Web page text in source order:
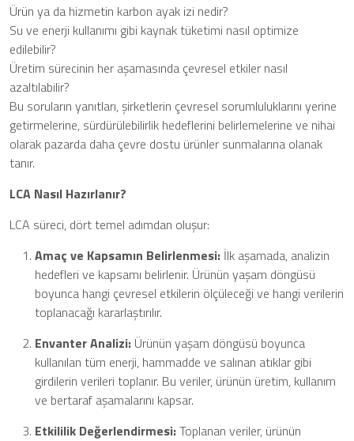
Ürün ya da hizmetin karbon ayak izi nedir?
Su ve enerji kullanımı gibi kaynak tüketimi nasıl optimize
edilebilir?
Üretim sürecinin her aşamasında çevresel etkiler nasıl
azaltılabilir?
Bu soruların yanıtları, şirketlerin çevresel sorumluluklarını yerine
getirmelerine, sürdürülebilirlik hedeflerini belirlemelerine ve nihai
olarak pazarda daha çevre dostu ürünler sunmalarına olanak
tanır.
LCA Nasıl Hazırlanır?
LCA süreci, dört temel adımdan oluşur:
Amaç ve Kapsamın Belirlenmesi: İlk aşamada, analizin
hedefleri ve kapsamı belirlenir. Ürünün yaşam döngüsü
boyunca hangi çevresel etkilerin ölçüleceği ve hangi verilerin
toplanacağı kararlaştırılır.
Envanter Analizi: Ürünün yaşam döngüsü boyunca
kullanılan tüm enerji, hammadde ve salınan atıklar gibi
girdilerin verileri toplanır. Bu veriler, ürünün üretim, kullanım
ve bertaraf aşamalarını kapsar.
Etkililik Değerlendirmesi:Toplanan veriler, ürünün